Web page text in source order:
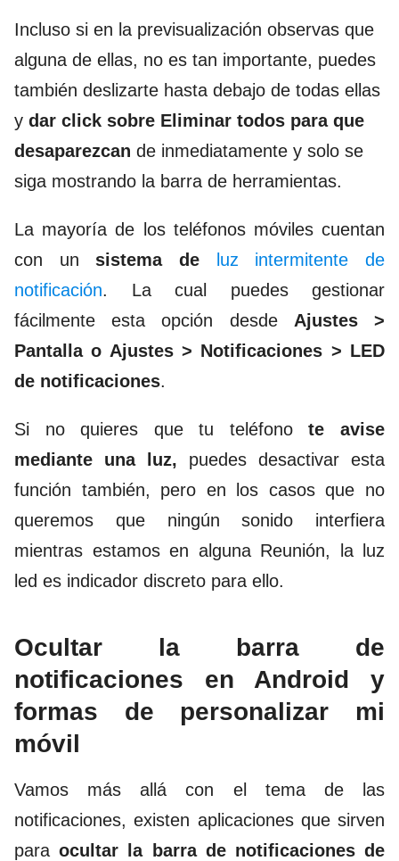
Incluso si en la previsualización observas que
alguna de ellas, no es tan importante, puedes
también deslizarte hasta debajo de todas ellas
y dar click sobre Eliminar todos para que
desaparezcan de inmediatamente y solo se
siga mostrando la barra de herramientas.
La mayoría de los teléfonos móviles cuentan
con un sistema de
luz intermitente de
notificación. La cual puedes gestionar
fácilmente esta opción desde Ajustes >
Pantalla o Ajustes > Notificaciones > LED
de notificaciones.
Si no quieres que tu teléfonote avise
mediante una luz, puedes desactivar esta
función también, pero en los casos que no
queremos que ningún sonido interfiera
mientras estamos en alguna Reunión, la luz
led es indicador discreto para ello.
Ocultar la barra de
notificaciones en Android y
formas de personalizar mi
móvil
Vamos más allá con el tema de las
notificaciones, existen aplicaciones que sirven
paraocultar la barra de notificaciones de